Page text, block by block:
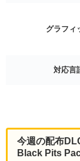
グラフィ
対応言
今週の配布
Black Pits